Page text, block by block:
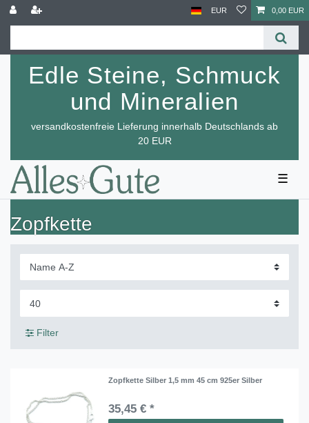
EUR 0,00 EUR
Edle Steine, Schmuck
und Mineralien
versandkostenfreie Lieferung innerhalb Deutschlands ab
20 EUR
☰
Zopfkette
Filter
Zopfkette Silber 1,5 mm 45 cm 925er Silber
35,45 € *